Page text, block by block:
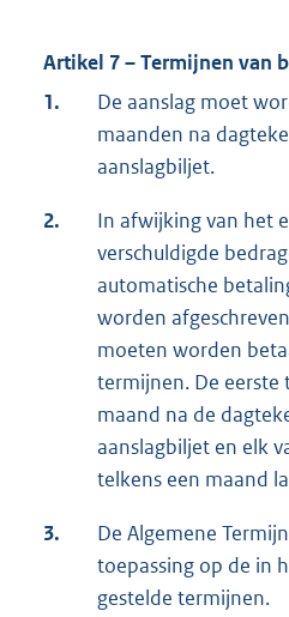
Artikel 7 – Termijnen van
1.
De aanslag moet
maanden na
aanslagbiljet.
2.
In afwijking van het
verschuldigde
automatische
worden
moeten worden
termijnen. De eerste
maand na de
aanslagbiljet en elk
telkens een maand
3.
De Algemene
toepassing op de in
gestelde termijnen.